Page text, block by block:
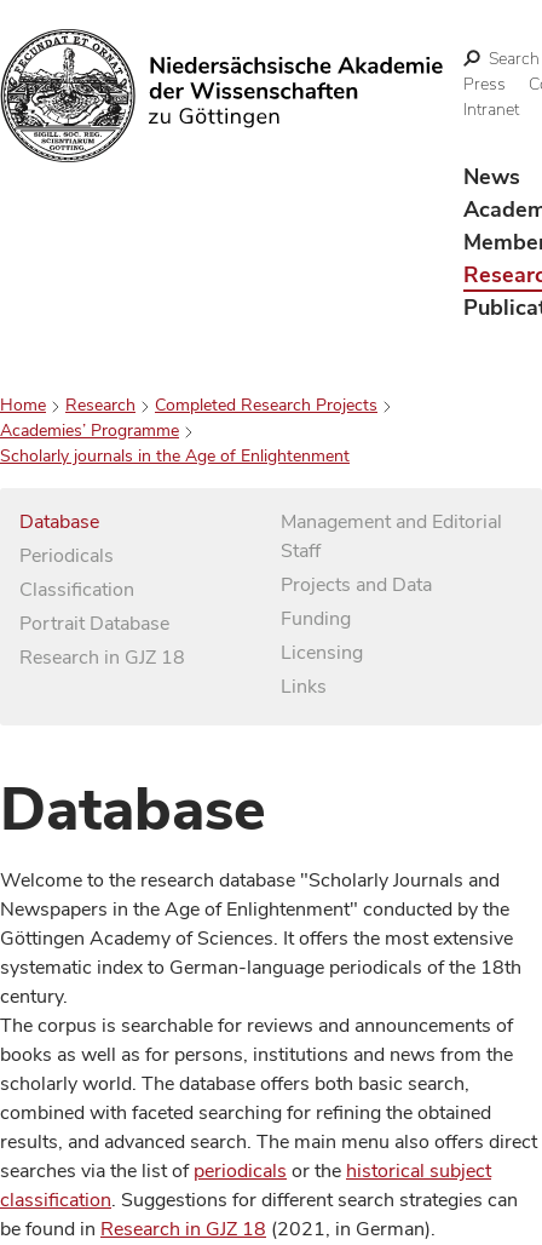
Search
Search
Press
Intranet
News
Home Research
Completed Research Projects
Academies’ Programme
Scholarly journals in the Age of Enlightenment
Database
Periodicals
Classification
Portrait Database
Research in GJZ 18
Management and Editorial
Staff
Projects and Data
Funding
Licensing
Links
Database
Welcome to the research database "Scholarly Journals and
Newspapers in the Age of Enlightenment" conducted by the
Göttingen Academy of Sciences. It offers the most extensive
systematic index to German-language periodicals of the 18th
century.
The corpus is searchable for reviews and announcements of
books as well as for persons, institutions and news from the
scholarly world. The database offers both basic search,
combined with faceted searching for refining the obtained
results, and advanced search. The main menu also offers direct
searches via the list ofperiodicals or the historical subject
classification. Suggestions for different search strategies can
be found in Research in GJZ 18 (2021, in German).